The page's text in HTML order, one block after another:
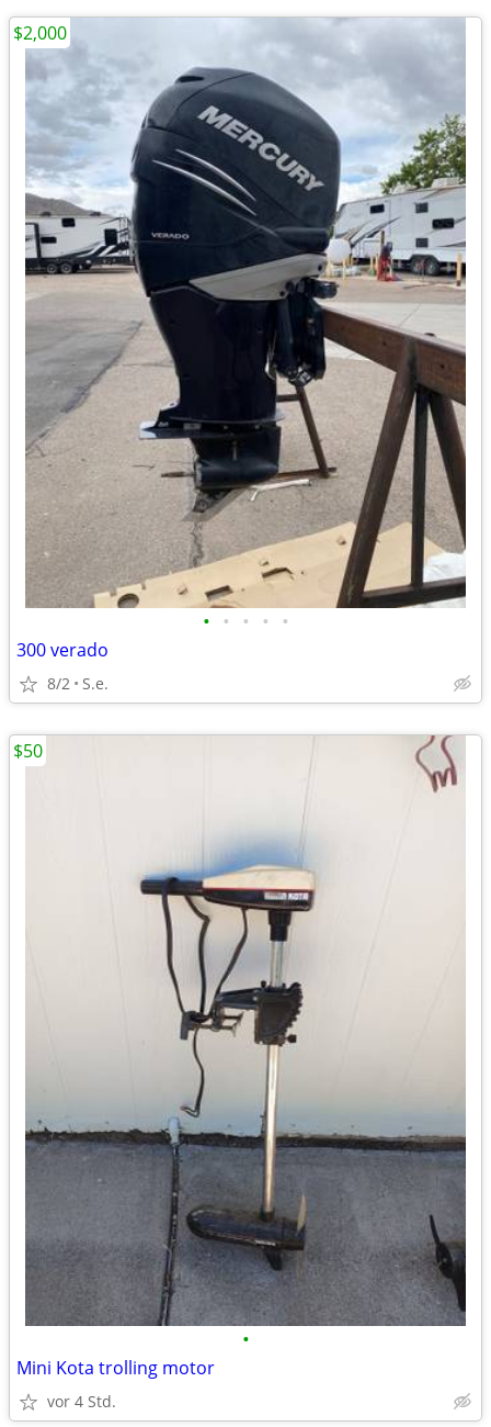
• • • • •
300 verado
8/2 S.e.
$2,000
•
Mini Kota trolling motor
vor 4 Std.
$50